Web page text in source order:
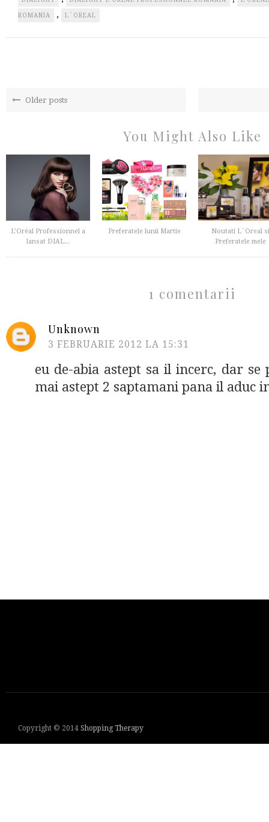
ROMANIA , L`OREAL
Older posts
You Might Also Like
L’Oréal Professionnel a
lansat DIAL...
Preferatele lunii Martie
Noutati L`Oreal si
Preferatele mele
1 comentarii
Unknown
3 FEBRUARIE 2012 LA 15:31
eu de-abia astept sa il incerc, dar se
mai astept 2 saptamani pana il aduc
Copyright © 2014 Shopping Therapy